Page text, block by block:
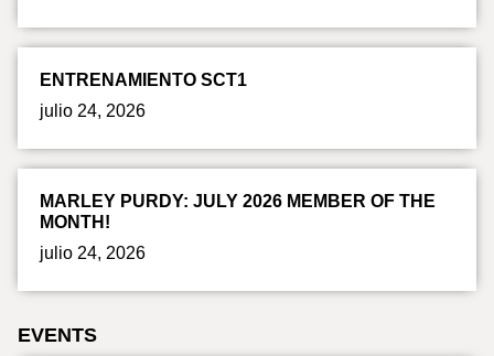
ENTRENAMIENTO SCT1
julio 24, 2026
MARLEY PURDY: JULY 2026 MEMBER OF THE
MONTH!
julio 24, 2026
EVENTS